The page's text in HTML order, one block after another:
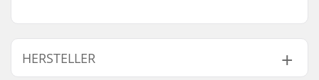
HERSTELLER